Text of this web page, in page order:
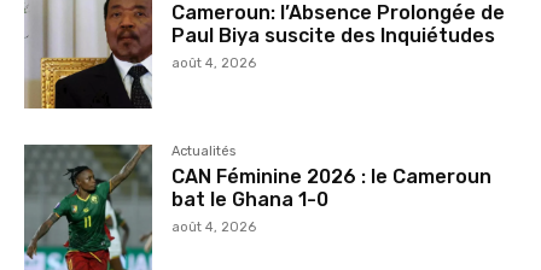
Cameroun: l’Absence Prolongée de
Paul Biya suscite des Inquiétudes
août 4, 2026
Actualités
CAN Féminine 2026 : le Cameroun
bat le Ghana 1-0
août 4, 2026